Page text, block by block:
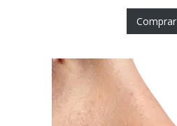
Comprar